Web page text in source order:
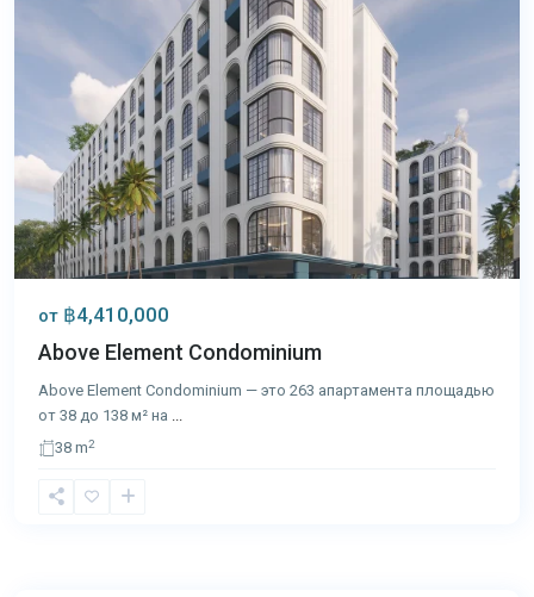
от ฿4,410,000
Above Element Condominium
Above Element Condominium — это 263 апартамента площадью
от 38 до 138 м² на
38 m2